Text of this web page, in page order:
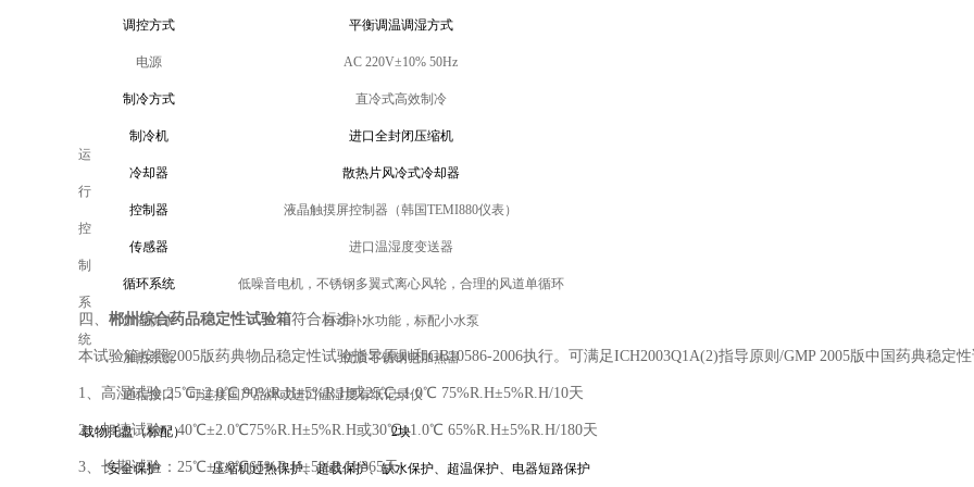
调控方式 平衡调温调湿方式
电源 AC 220V±10% 50Hz
运
行
控
制
系
统
制冷方式 直冷式高效制冷
制冷机 进口全封闭压缩机
冷却器 散热片风冷式冷却器
控制器 液晶触摸屏控制器（韩国TEMI880仪表）
传感器 进口温湿度变送器
循环系统 低噪音电机，不锈钢多翼式离心风轮，合理的风道单循环
加湿供水 自动补水功能，标配小水泵
加热系统 优质不锈钢电加热器
通信接口 可连接国产品牌或进口温湿度有纸记录仪
载物托盘（标配） 2块
安全保护 压缩机过热保护、超载保护、缺水保护、超温保护、电器短路保护
四、 郴州综合药品稳定性试验箱符合标准 ：
本试验箱按照2005版药典物品稳定性试验指导原则和GB10586-2006执行。可满足ICH2003Q1A(2)指导原则/GMP 2005版中国药典稳定性
1、高湿试验:25℃±2.0℃ 90%R.H±5%R.H或25℃±1.0℃ 75%R.H±5%R.H/10天
2、加速试验：40℃±2.0℃75%R.H±5%R.H或30℃±1.0℃ 65%R.H±5%R.H/180天
3、长期试验：25℃±2.0℃65%R.H±5%R.H/365天